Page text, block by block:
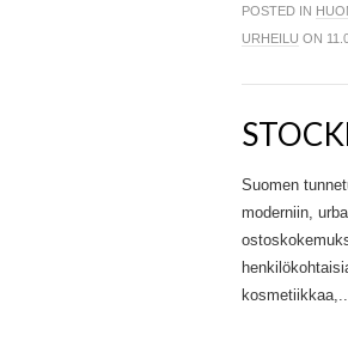
POSTED IN
URHEILU ON
Suomen
moderniin,
kosmetiikkaa,...